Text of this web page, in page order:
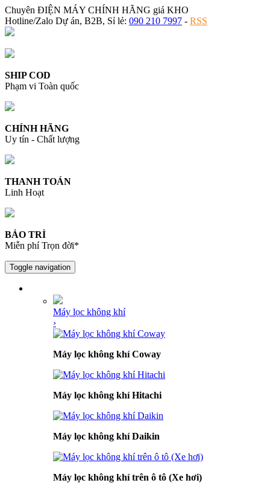
Chuyên ĐIỆN MÁY CHÍNH HÃNG giá KHO
Hotline/Zalo Dự án, B2B, Sỉ lẻ: 090 210 7997 - RSS
SHIP COD
Phạm vi Toàn quốc
CHÍNH HÃNG
Uy tín - Chất lượng
THANH TOÁN
Linh Hoạt
BẢO TRÌ
Miễn phí Trọn đời*
Toggle navigation
Máy lọc không khí
›
Máy lọc không khí Coway
Máy lọc không khí Hitachi
Máy lọc không khí Daikin
Máy lọc không khí trên ô tô (Xe hơi)